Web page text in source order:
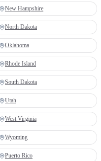
New Hampshire
North Dakota
Oklahoma
Rhode Island
South Dakota
Utah
West Virginia
Wyoming
Puerto Rico